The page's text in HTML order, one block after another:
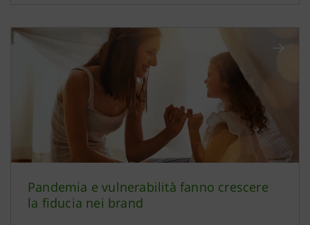
Pandemia e vulnerabilità fanno crescere
la fiducia nei brand